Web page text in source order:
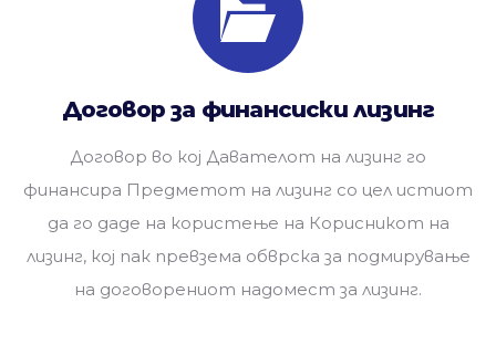
Договор за финансиски лизинг
Договор во кој Давателот на лизинг го
финансира Предметот на лизинг со цел истиот
да го даде на користење на Корисникот на
лизинг, кој пак превзема обврска за подмирување
на договорениот надомест за лизинг.